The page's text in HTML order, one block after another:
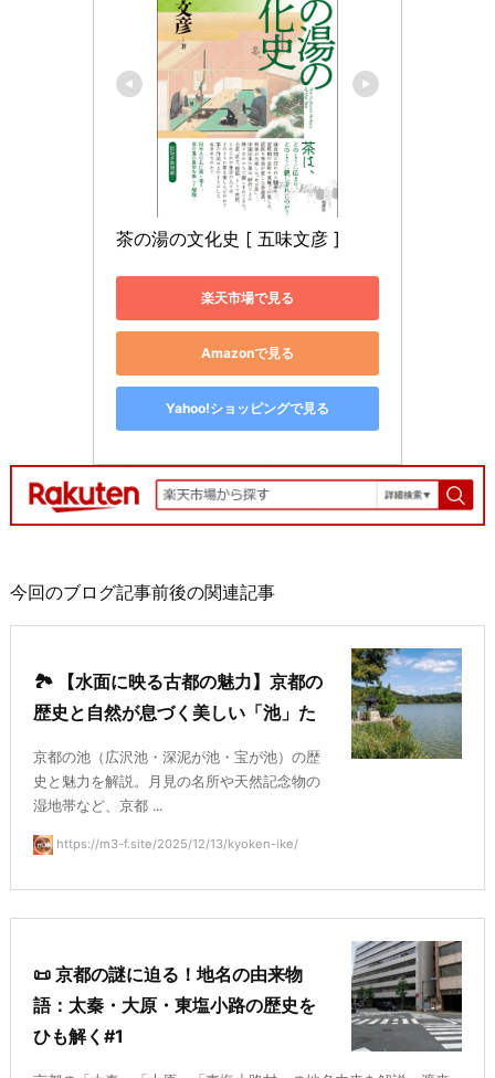
茶の湯の文化史 [ 五味文彦 ]
楽天市場で見る
Amazonで見る
Yahoo!ショッピングで見る
今回のブログ記事前後の関連記事
🏞️ 【水面に映る古都の魅力】京都の
歴史と自然が息づく美しい「池」た
京都の池（広沢池・深泥が池・宝が池）の歴
史と魅力を解説。月見の名所や天然記念物の
湿地帯など、京都 ...
https://m3-f.site/2025/12/13/kyoken-ike/
📜 京都の謎に迫る！地名の由来物
語：太秦・大原・東塩小路の歴史を
ひも解く#1